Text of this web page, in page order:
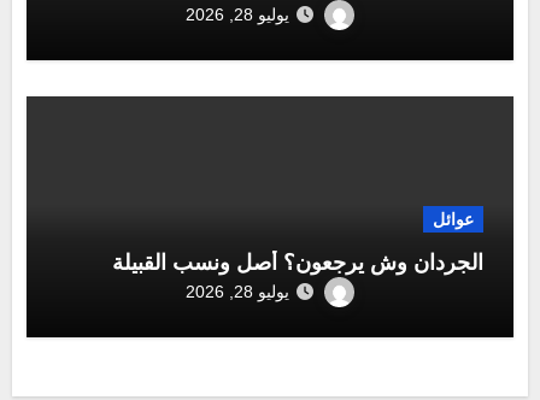
يوليو 28, 2026
عوائل
الجردان وش يرجعون؟ أصل ونسب القبيلة
يوليو 28, 2026